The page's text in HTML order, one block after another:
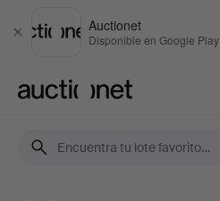
Cerrar
Auctionet
Disponible en Google Play